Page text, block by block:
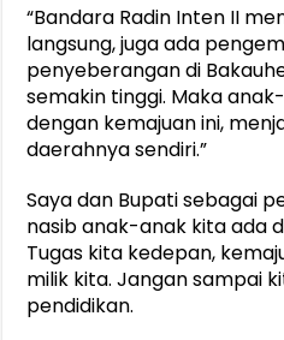
“Bandara Radin Inten II
langsung, juga ada
penyeberangan di
semakin tinggi. Maka
dengan kemajuan ini,
daerahnya sendiri.”
Saya dan Bupati sebagai
nasib anak-anak kita ada
Tugas kita kedepan,
milik kita. Jangan sampai
pendidikan.